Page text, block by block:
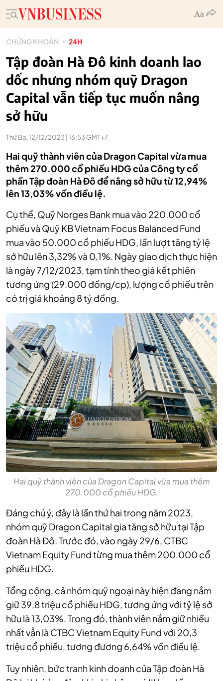
CHỨNG KHOÁN 24H
Tập đoàn Hà Đô kinh doanh lao
dốc nhưng nhóm quỹ Dragon
Capital vẫn tiếp tục muốn nâng
sở hữu
Thứ Ba, 12/12/2023 | 16:53 GMT+7
Hai quỹ thành viên của Dragon Capital vừa mua
thêm 270.000 cổ phiếu HDG của Công ty cổ
phần Tập đoàn Hà Đô để nâng sở hữu từ 12,94%
lên 13,03% vốn điều lệ.
Cụ thể, Quỹ Norges Bank mua vào 220.000 cổ
phiếu và Quỹ KB Vietnam Focus Balanced Fund
mua vào 50.000 cổ phiếu HDG, lần lượt tăng tỷ lệ
sở hữu lên 3,32% và 0,1%. Ngày giao dịch thực hiện
là ngày 7/12/2023, tạm tính theo giá kết phiên
tương ứng (29.000 đồng/cp), lượng cổ phiếu trên
có trị giá khoảng 8 tỷ đồng.
Hai quỹ thành viên của Dragon Capital vừa mua thêm
270.000 cổ phiếu HDG.
Đáng chú ý, đây là lần thứ hai trong năm 2023,
nhóm quỹ Dragon Capital gia tăng sở hữu tại Tập
đoàn Hà Đô. Trước đó, vào ngày 29/6, CTBC
Vietnam Equity Fund từng mua thêm 200.000 cổ
phiếu HDG.
Tổng cộng, cả nhóm quỹ ngoại này hiện đang nắm
giữ 39,8 triệu cổ phiếu HDG, tương ứng với tỷ lệ sở
hữu là 13,03%. Trong đó, thành viên nắm giữ nhiều
nhất vẫn là CTBC Vietnam Equity Fund với 20,3
triệu cổ phiếu, tương đương 6,64% vốn điều lệ.
Tuy nhiên, bức tranh kinh doanh của Tập đoàn Hà